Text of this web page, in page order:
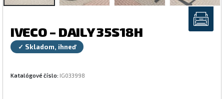
IVECO – DAILY 35S18H
✓ Skladom, ihneď
Katalógové číslo: IG033998